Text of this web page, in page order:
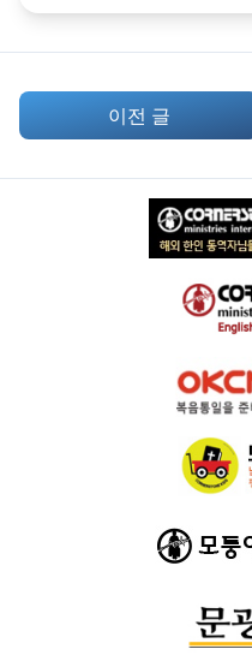
이전 글